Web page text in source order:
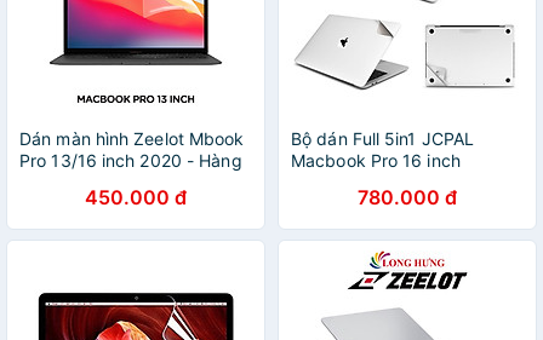
Dán màn hình Zeelot Mbook
Pro 13/16 inch 2020 - Hàng
450.000 đ
Bộ dán Full 5in1 JCPAL
Macbook Pro 16 inch
780.000 đ